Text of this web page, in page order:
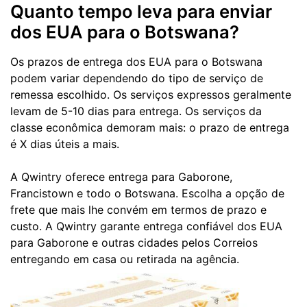
Quanto tempo leva para enviar
dos EUA para o Botswana?
Os prazos de entrega dos EUA para o Botswana
podem variar dependendo do tipo de serviço de
remessa escolhido. Os serviços expressos geralmente
levam de 5-10 dias para entrega. Os serviços da
classe econômica demoram mais: o prazo de entrega
é X dias úteis a mais.
A Qwintry oferece entrega para Gaborone,
Francistown e todo o Botswana. Escolha a opção de
frete que mais lhe convém em termos de prazo e
custo. A Qwintry garante entrega confiável dos EUA
para Gaborone e outras cidades pelos Correios
entregando em casa ou retirada na agência.